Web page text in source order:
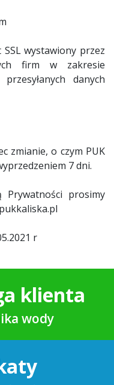
wystawiony przez
firm w zakresie
danych
zmianie, o czym PUK
7 dni.
Prywatności prosimy
r
klienta
wody